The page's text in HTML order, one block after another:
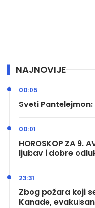
NAJNOVIJE
Sveti
00:05
HOROSKOP ZA 9.
ljubav i dobre
00:01
Zbog požara koji
Kanade,
23:31